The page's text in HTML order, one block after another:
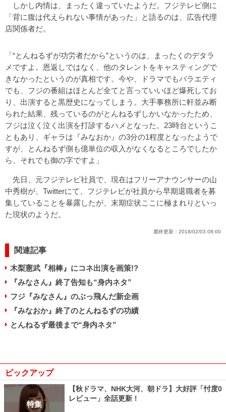
しかし内情は、まったく違っていたようだ。フジテレビ側に
「背に腹は代えられない事情があった」と語るのは、広告代理
店関係者だ。
「“とんねるずが功労者だから”というのは、まったくのデタラ
メですよ。恩返しではなく、他のタレントをキャスティングで
きなかったというのが真相です。今や、ドラマでもバラエティ
でも、フジの番組はほとんど全てと言っていいほど爆死してお
り、出演すると黒歴史になってしまう。大手事務所に軒並み断
られた結果、残っているのがとんねるずしかいなかったため、
フジは泣く泣く出演を打診するハメとなった。23時台というこ
ともあり、ギャラは『みなおか』の3分の1程度となったようで
すが、とんねるず側も億単位の収入がなくなるところでしたか
ら、それでも御の字ですよ」
先日、元フジテレビ社員で、現在はフリーアナウンサーの山
中秀樹が、Twitterにて、フジテレビが社員から早期退職者を募
集していることを暴露したが、末期症状ここに極まれりといっ
た現状のようだ。
最終更新： 2018/02/03 08:00
関連記事
木梨憲武『相棒』にコネ出演を画策!?
『みなさん』終了告知も“身内ネタ”
フジ『みなさん』のぶっ飛んだ新企画
『みなおか』終了のとんねるずの功績
とんねるず最後まで“身内ネタ”
ピックアップ
特集
【秋ドラマ、NHK大河、朝ドラ】大好評「忖度0
レビュー」全話更新！